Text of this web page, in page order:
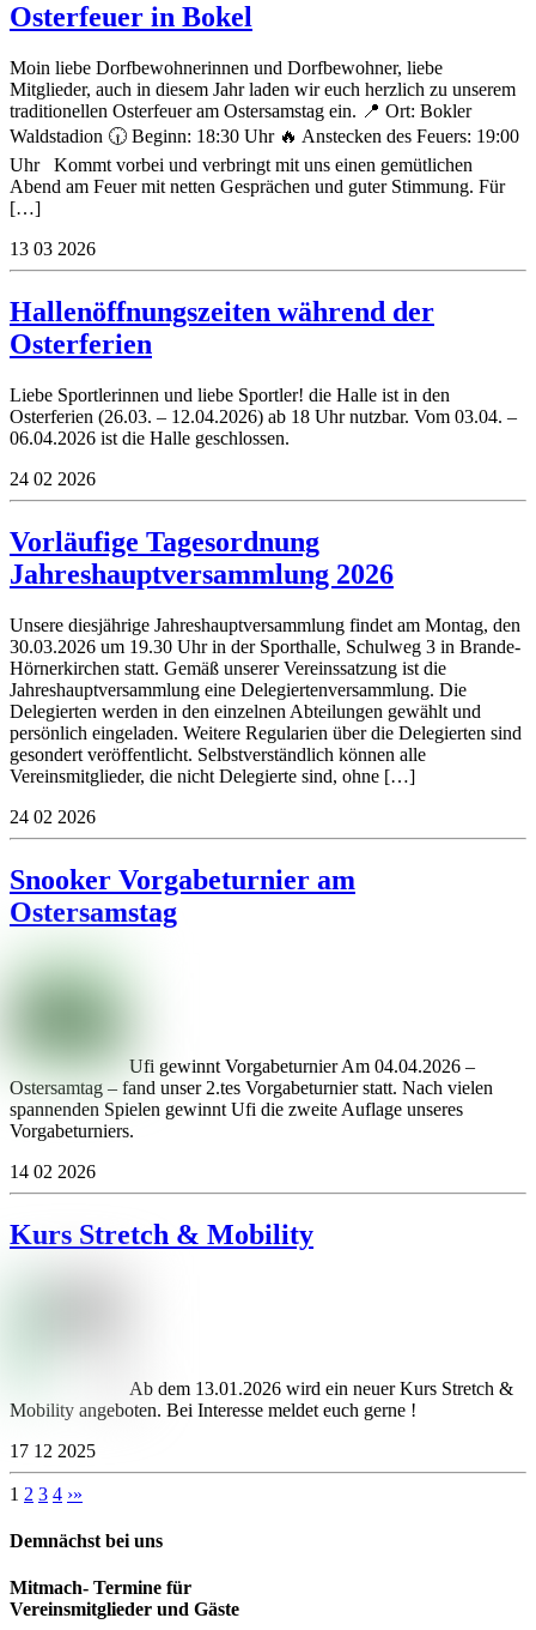
Osterfeuer in Bokel
Moin liebe Dorfbewohnerinnen und Dorfbewohner, liebe
Mitglieder, auch in diesem Jahr laden wir euch herzlich zu unserem
traditionellen Osterfeuer am Ostersamstag ein. 📍 Ort: Bokler
Waldstadion 🕡 Beginn: 18:30 Uhr 🔥 Anstecken des Feuers: 19:00
Uhr Kommt vorbei und verbringt mit uns einen gemütlichen
Abend am Feuer mit netten Gesprächen und guter Stimmung. Für
[…]
13 03 2026
Hallenöffnungszeiten während der
Osterferien
Liebe Sportlerinnen und liebe Sportler! die Halle ist in den
Osterferien (26.03. – 12.04.2026) ab 18 Uhr nutzbar. Vom 03.04. –
06.04.2026 ist die Halle geschlossen.
24 02 2026
Vorläufige Tagesordnung
Jahreshauptversammlung 2026
Unsere diesjährige Jahreshauptversammlung findet am Montag, den
30.03.2026 um 19.30 Uhr in der Sporthalle, Schulweg 3 in Brande-
Hörnerkirchen statt. Gemäß unserer Vereinssatzung ist die
Jahreshauptversammlung eine Delegiertenversammlung. Die
Delegierten werden in den einzelnen Abteilungen gewählt und
persönlich eingeladen. Weitere Regularien über die Delegierten sind
gesondert veröffentlicht. Selbstverständlich können alle
Vereinsmitglieder, die nicht Delegierte sind, ohne […]
24 02 2026
Snooker Vorgabeturnier am
Ostersamstag
Ufi gewinnt Vorgabeturnier Am 04.04.2026 –
Ostersamtag – fand unser 2.tes Vorgabeturnier statt. Nach vielen
spannenden Spielen gewinnt Ufi die zweite Auflage unseres
Vorgabeturniers.
14 02 2026
Kurs Stretch & Mobility
Ab dem 13.01.2026 wird ein neuer Kurs Stretch &
Mobility angeboten. Bei Interesse meldet euch gerne !
17 12 2025
1 2 3 4 ›»
Demnächst bei uns
Mitmach- Termine für
Vereinsmitglieder und Gäste